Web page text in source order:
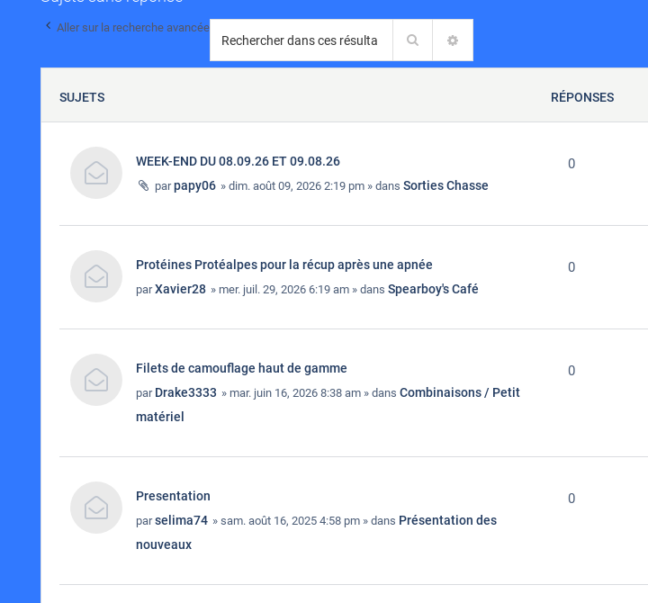
Aller sur la recherche avancée
Rechercher
SUJETS RÉPONSES
WEEK-END DU 08.09.26 ET 09.08.26
parpapy06 » dim. août 09, 2026 2:19 pm » dans Sorties Chasse
0
Protéines Protéalpes pour la récup après une apnée
parXavier28 » mer. juil. 29, 2026 6:19 am » dans Spearboy's Café
0
Filets de camouflage haut de gamme
par Drake3333 » mar. juin 16, 2026 8:38 am » dans Combinaisons / Petit
matériel
0
Presentation
parselima74 » sam. août 16, 2025 4:58 pm » dans Présentation des
nouveaux
0